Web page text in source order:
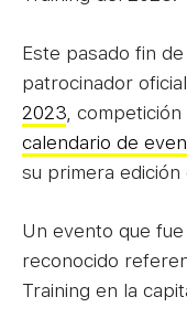
Este pasado fin
patrocinador
2023 ,
calendario de
su primera
Un evento que
reconocido
Training en la